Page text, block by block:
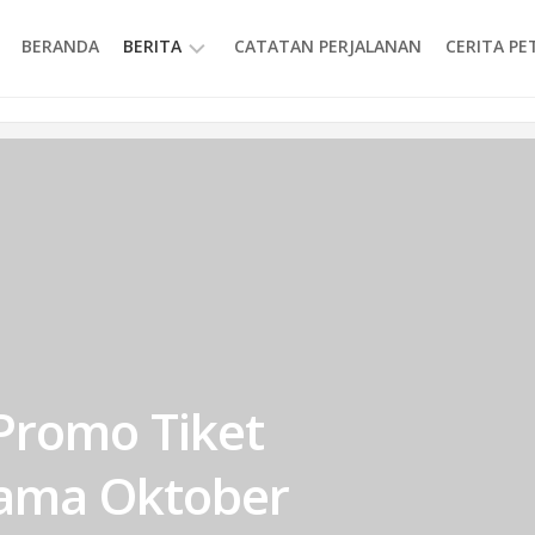
BERANDA BERITA CATATAN PERJALANAN CERITA
Tiket
Oktober